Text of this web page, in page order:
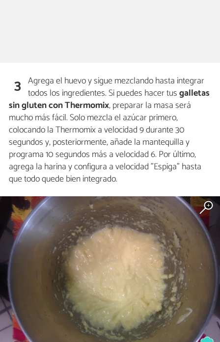
3 Agrega el huevo y sigue mezclando hasta integrar
todos los ingredientes. Si puedes hacer tusgalletas
sin gluten con Thermomix, preparar la masa será
mucho más fácil. Solo mezcla el azúcar primero,
colocando la Thermomix a velocidad 9 durante 30
segundos y, posteriormente, añade la mantequilla y
programa 10 segundos más a velocidad 6. Por último,
agrega la harina y configura a velocidad "Espiga" hasta
que todo quede bien integrado.